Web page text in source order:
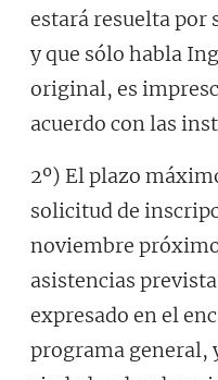
estará resuelta por
y que sólo habla
original, es
acuerdo con las
2º) El plazo
solicitud de
noviembre
asistencias
expresado en el
programa general,